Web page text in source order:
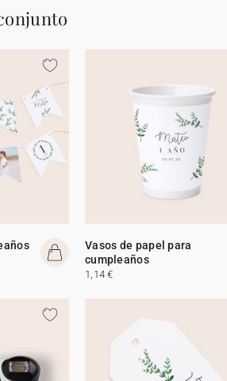
Vasos de papel para
cumpleaños
1,14 €